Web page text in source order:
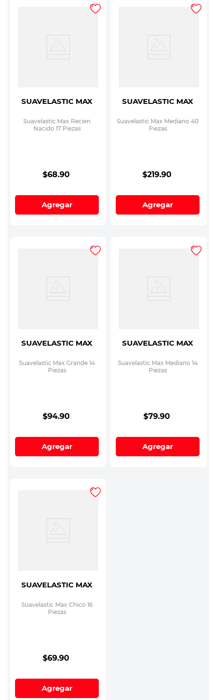
SUAVELASTIC MAX
Suavelastic Max Recien
Nacido 17 Piezas
$68.90
Agregar
SUAVELASTIC MAX
Suavelastic Max Mediano 40
Piezas
$219.90
Agregar
SUAVELASTIC MAX
Suavelastic Max Grande 14
Piezas
$94.90
Agregar
SUAVELASTIC MAX
Suavelastic Max Mediano 14
Piezas
$79.90
Agregar
SUAVELASTIC MAX
Suavelastic Max Chico 16
Piezas
$69.90
Agregar